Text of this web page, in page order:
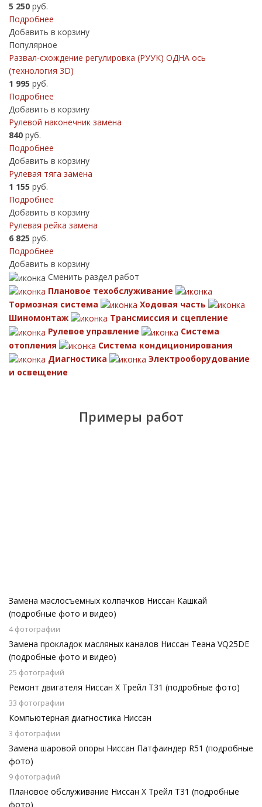
5 250 руб.
Подробнее
Добавить в корзину
Популярное
Развал-схождение регулировка (РУУК) ОДНА ось
(технология 3D)
1 995 руб.
Подробнее
Добавить в корзину
Рулевой наконечник замена
840 руб.
Подробнее
Добавить в корзину
Рулевая тяга замена
1 155 руб.
Подробнее
Добавить в корзину
Рулевая рейка замена
6 825 руб.
Подробнее
Добавить в корзину
Сменить раздел работ
Плановое техобслуживание
Тормозная система
Ходовая часть
Шиномонтаж
Трансмиссия и сцепление
Рулевое управление
Система
отопления
Система кондиционирования
Диагностика
Электрооборудование
и освещение
Примеры работ
Замена маслосъемных колпачков Ниссан Кашкай
(подробные фото и видео)
4 фотографии
Замена прокладок масляных каналов Ниссан Теана VQ25DE
(подробные фото и видео)
25 фотографий
Ремонт двигателя Ниссан Х Трейл Т31 (подробные фото)
33 фотографии
Компьютерная диагностика Ниссан
3 фотографии
Замена шаровой опоры Ниссан Патфаиндер R51 (подробные
фото)
9 фотографий
Плановое обслуживание Ниссан Х Трейл Т31 (подробные
фото)